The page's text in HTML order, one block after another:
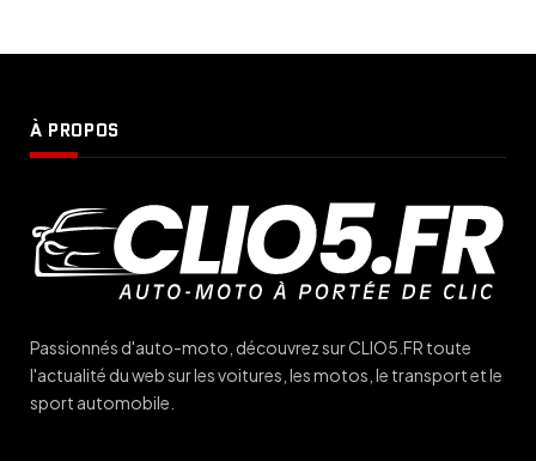
À PROPOS
Passionnés d'auto-moto, découvrez sur CLIO5.FR toute
l'actualité du web sur les voitures, les motos, le transport et le
sport automobile.